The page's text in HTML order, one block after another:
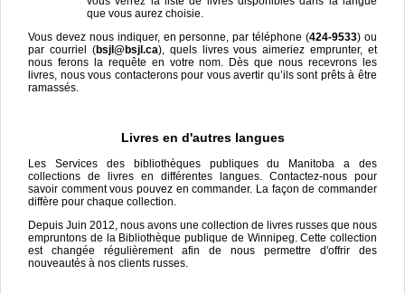
que vous aurez choisie.
Vous devez nous indiquer, en personne, par téléphone (424-9533) ou
par courriel (bsjl@bsjl.ca), quels livres vous aimeriez emprunter, et
nous ferons la requête en votre nom. Dès que nous recevrons les
livres, nous vous contacterons pour vous avertir qu’ils sont prêts à être
ramassés.
Livres en d'autres langues
Les Services des bibliothèques publiques du Manitoba a des
collections de livres en différentes langues. Contactez-nous pour
savoir comment vous pouvez en commander. La façon de commander
diffère pour chaque collection.
Depuis Juin 2012, nous avons une collection de livres russes que nous
empruntons de la Bibliothèque publique de Winnipeg. Cette collection
est changée régulièrement afin de nous permettre d'offrir des
nouveautés à nos clients russes.